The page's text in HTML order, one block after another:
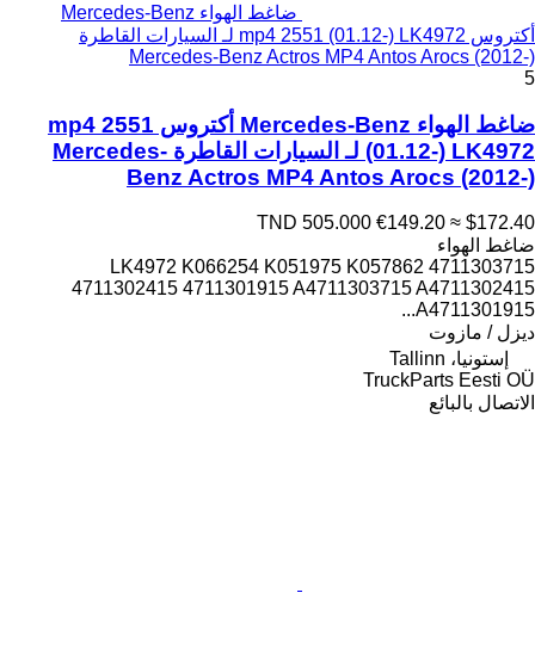
ضاغط الهواء Mercedes-Benz
أكتروس mp4 2551 (01.12-) LK4972 لـ السيارات القاطرة
Mercedes-Benz Actros MP4 Antos Arocs (2012-)
5
ضاغط الهواء Mercedes-Benz أكتروس mp4 2551
(01.12-) LK4972 لـ السيارات القاطرة Mercedes-
Benz Actros MP4 Antos Arocs (2012-)
TND 505.000 €149.20 ≈ $172.40
ضاغط الهواء
LK4972 K066254 K051975 K057862 4711303715
4711302415 4711301915 A4711303715 A4711302415
A4711301915...
ديزل / مازوت
إستونيا، Tallinn
TruckParts Eesti OÜ
الاتصال بالبائع